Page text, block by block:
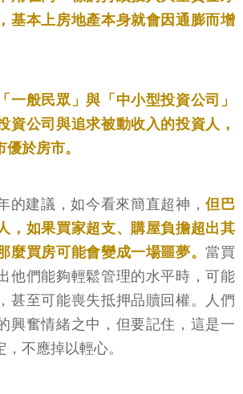
基本上房地產本身就會因通膨而增
一般民眾」與「中小型投資公司」
資公司與追求被動收入的投資人，
於房市。
的建議，如今看來簡直超神，但巴
，如果買家超支、購屋負擔超出其
麼買房可能會變成一場噩夢。當買
他們能夠輕鬆管理的水平時，可能
甚至可能喪失抵押品贖回權。人們
興奮情緒之中，但要記住，這是一
不應掉以輕心。